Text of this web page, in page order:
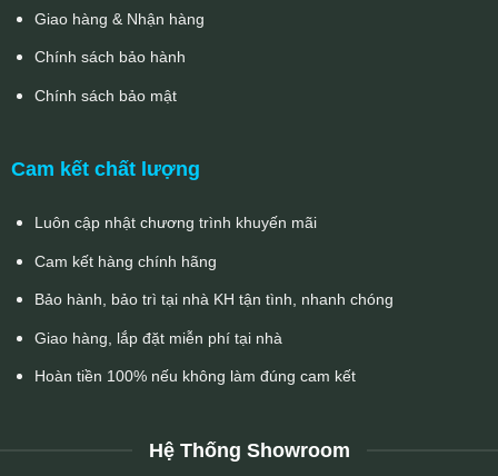
Giao hàng & Nhận hàng
Chính sách bảo hành
Chính sách bảo mật
Cam kết chất lượng
Luôn cập nhật chương trình khuyến mãi
Cam kết hàng chính hãng
Bảo hành, bảo trì tại nhà KH tận tình, nhanh chóng
Giao hàng, lắp đặt miễn phí tại nhà
Hoàn tiền 100% nếu không làm đúng cam kết
Hệ Thống Showroom